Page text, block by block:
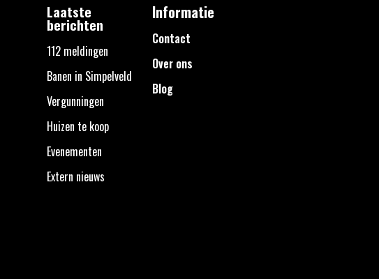
Laatste
berichten
112 meldingen
Banen in Simpelveld
Vergunningen
Huizen te koop
Evenementen
Extern nieuws
Informatie
Contact
Over ons
Blog